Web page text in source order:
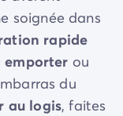
soignée dans
rapide
emporter ou
du
au logis, faites